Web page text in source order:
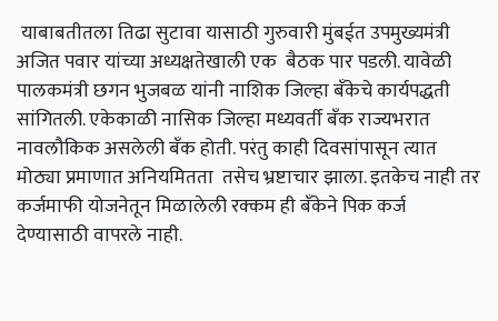
याबाबतीतला तिढा सुटावा यासाठी गुरुवारी मुंबईत उपमुख्यमंत्री
अजित पवार यांच्या अध्यक्षतेखाली एक बैठक पार पडली. यावेळी
पालकमंत्री छगन भुजबळ यांनी नाशिक जिल्हा बँकेचे कार्यपद्धती
सांगितली. एकेकाळी नासिक जिल्हा मध्यवर्ती बँक राज्यभरात
नावलौकिक असलेली बँक होती. परंतु काही दिवसांपासून त्यात
मोठ्या प्रमाणात अनियमितता तसेच भ्रष्टाचार झाला. इतकेच नाही तर
कर्जमाफी योजनेतून मिळालेली रक्कम ही बँकेने पिक कर्ज
देण्यासाठी वापरले नाही.